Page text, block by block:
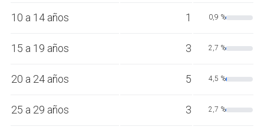
10 a 14 años 1 0,9 %
15 a 19 años 3 2,7 %
20 a 24 años 5 4,5 %
25 a 29 años 3 2,7 %